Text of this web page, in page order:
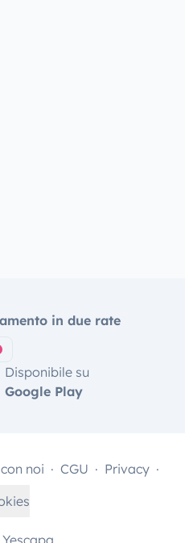
in due rate
Disponibile su
Google Play
noi CGU
Privacy